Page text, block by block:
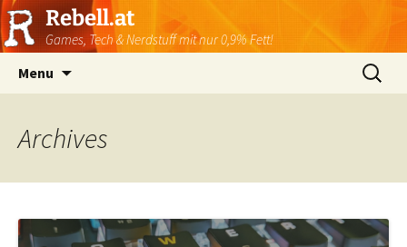
Rebell.at
Games, Tech & Nerdstuff mit nur 0,9% Fett!
Menu
Suchen
nach:
Archives